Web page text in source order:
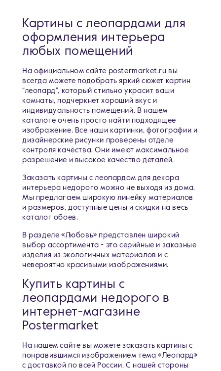
Картины с леопардами для
оформления интерьера
любых помещений
На официальном сайте postermarket.ru вы
всегда можете подобрать яркий сюжет картин
“леопард”, который стильно украсит ваши
комнаты, подчеркнет хороший вкус и
индивидуальность помещений. В нашем
каталоге очень просто найти подходящее
изображение. Все наши картинки, фотографии и
дизайнерские рисунки проверены отделе
контроля качества. Они имеют максимальное
разрешение и высокое качество деталей.
Заказать картины с леопардом для декора
интерьера недорого можно не выходя из дома.
Мы предлагаем широкую линейку материалов
и размеров, доступные цены и скидки на весь
каталог обоев.
В разделе «Любовь» представлен широкий
выбор ассортимента - это серийные и заказные
изделия из экологичных материалов и с
невероятно красивыми изображениями.
Купить картины с
леопардами недорого в
интернет-магазине
Postermarket
На нашем сайте вы можете заказать картины с
понравившимся изображением тема «Леопард»
c доставкой по всей России. С нашей стороны